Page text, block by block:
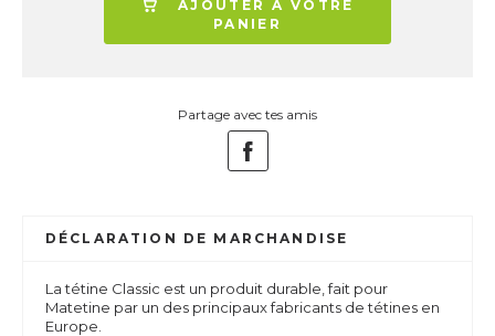
AJOUTER À VOTRE
PANIER
Partage avec tes amis
DÉCLARATION DE MARCHANDISE
La tétine Classic est un produit durable, fait pour
Matetine par un des principaux fabricants de tétines en
Europe.